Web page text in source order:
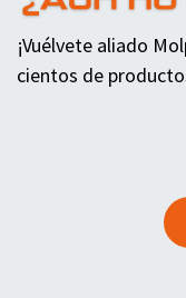
¡Vuélvete aliado
cientos de